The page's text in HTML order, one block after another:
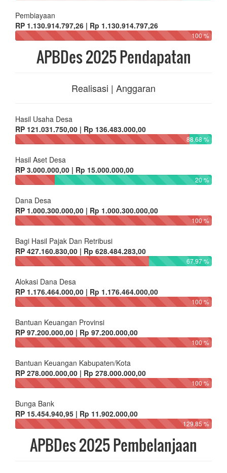
Pembiayaan
RP 1.130.914.797,26 | Rp 1.130.914.797,26
100 %
APBDes 2025 Pendapatan
Realisasi | Anggaran
Hasil Usaha Desa
RP 121.031.750,00 | Rp 136.483.000,00
88.68 %
Hasil Aset Desa
RP 3.000.000,00 | Rp 15.000.000,00
20 %
Dana Desa
RP 1.000.300.000,00 | Rp 1.000.300.000,00
100 %
Bagi Hasil Pajak Dan Retribusi
RP 427.160.830,00 | Rp 628.484.283,00
67.97 %
Alokasi Dana Desa
RP 1.176.464.000,00 | Rp 1.176.464.000,00
100 %
Bantuan Keuangan Provinsi
RP 97.200.000,00 | Rp 97.200.000,00
100 %
Bantuan Keuangan Kabupaten/Kota
RP 278.000.000,00 | Rp 278.000.000,00
100 %
Bunga Bank
RP 15.454.940,95 | Rp 11.902.000,00
129.85 %
APBDes 2025 Pembelanjaan